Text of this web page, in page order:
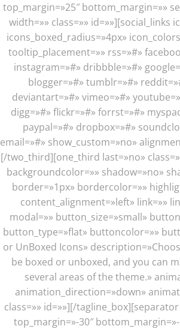
top_margin=»25″ bottom_margin=»»
width=»» class=»» id=»»][social_links
icons_boxed_radius=»4px»
tooltip_placement=»» rss=»#»
instagram=»#» dribbble=»#»
blogger=»#» tumblr=»#»
deviantart=»#» vimeo=»#»
digg=»#» flickr=»#» forrst=»#»
paypal=»#» dropbox=»#»
email=»#» show_custom=»no»
[/two_third][one_third last=»no»
backgroundcolor=»» shadow=»no»
border=»1px» bordercolor=»»
content_alignment=»left» link=»»
modal=»» button_size=»small»
button_type=»flat» buttoncolor=»»
or UnBoxed Icons»
be boxed or unboxed, and you can
several areas of the theme.»
animation_direction=»down»
class=»» id=»»][/
top_margin=»-30″ bottom_margin=»-